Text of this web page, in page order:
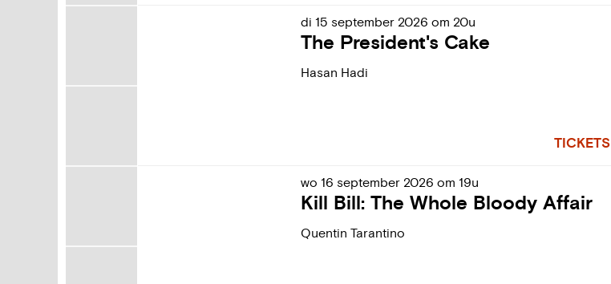
di 15 september 2026 om 20u
The President's Cake
Hasan Hadi
TICKETS
wo 16 september 2026 om19u
Kill Bill: The Whole Bloody Affair
Quentin Tarantino